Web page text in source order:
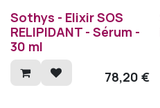
Sothys - Elixir SOS
RELIPIDANT - Sérum -
30 ml
78,20 €